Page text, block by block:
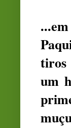
tiros
um